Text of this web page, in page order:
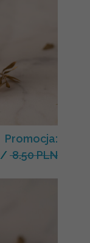
Promocja:
/ 8.50 PLN